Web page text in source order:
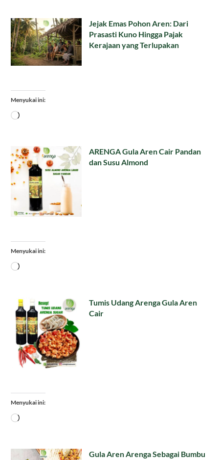
Jejak Emas Pohon Aren: Dari
Prasasti Kuno Hingga Pajak
Kerajaan yang Terlupakan
Menyukai ini:
Memuat...
ARENGA Gula Aren Cair Pandan
dan Susu Almond
Menyukai ini:
Memuat...
Tumis Udang Arenga Gula Aren
Cair
Menyukai ini:
Memuat...
Gula Aren Arenga Sebagai Bumbu